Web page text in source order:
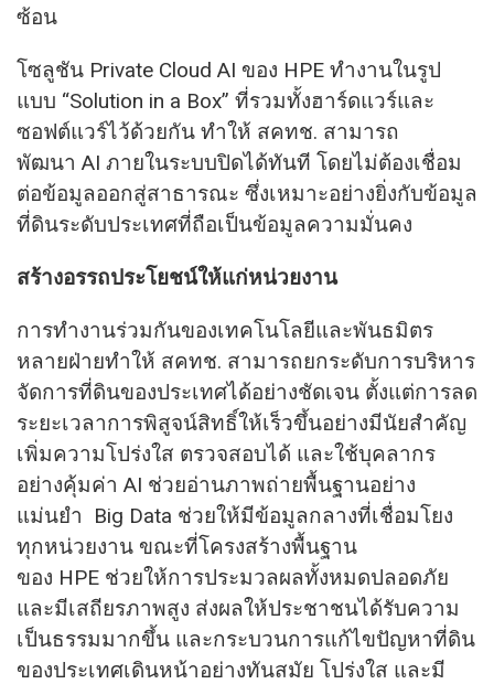
ซ้อน
โซลูชัน Private Cloud AI ของ HPE ทำงานในรูป
แบบ “Solution in a Box” ที่รวมทั้งฮาร์ดแวร์และ
ซอฟต์แวร์ไว้ด้วยกัน ทำให้ สคทช. สามารถ
พัฒนา AI ภายในระบบปิดได้ทันที โดยไม่ต้องเชื่อม
ต่อข้อมูลออกสู่สาธารณะ ซึ่งเหมาะอย่างยิ่งกับข้อมูล
ที่ดินระดับประเทศที่ถือเป็นข้อมูลความมั่นคง
สร้างอรรถประโยชน์ให้แก่หน่วยงาน
การทำงานร่วมกันของเทคโนโลยีและพันธมิตร
หลายฝ่ายทำให้ สคทช. สามารถยกระดับการบริหาร
จัดการที่ดินของประเทศได้อย่างชัดเจน ตั้งแต่การลด
ระยะเวลาการพิสูจน์สิทธิ์ให้เร็วขึ้นอย่างมีนัยสำคัญ
เพิ่มความโปร่งใส ตรวจสอบได้ และใช้บุคลากร
อย่างคุ้มค่า AI ช่วยอ่านภาพถ่ายพื้นฐานอย่าง
แม่นยำ Big Data ช่วยให้มีข้อมูลกลางที่เชื่อมโยง
ทุกหน่วยงาน ขณะที่โครงสร้างพื้นฐาน
ของ HPE ช่วยให้การประมวลผลทั้งหมดปลอดภัย
และมีเสถียรภาพสูง ส่งผลให้ประชาชนได้รับความ
เป็นธรรมมากขึ้น และกระบวนการแก้ไขปัญหาที่ดิน
ของประเทศเดินหน้าอย่างทันสมัย โปร่งใส และมี